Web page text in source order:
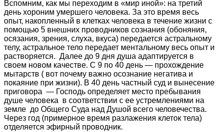
Вспомним, как мы переходим в «мир иной»: на третий
день хороним умершего человека. За это время весь
опыт, накопленный в клетках человека в течение жизни с
помощью 5 внешних проводников сознания (обоняния,
осязания, зрения, слуха, вкуса) передается астральному
телу, астральное тело передает ментальному весь опыт и
растворяется. Далее до 9 дня душа адаптируется в
своем новом качестве. С 9 по 40 день — прохождение
мытарств ( вот почему важно осознание негатива и
покаяние при жизни). В 40 день частный суд и вынесение
приговора — Господь определяет место пребывания
душе человека в соответствии с ее устремлениями на
земле до Общего Суда над Душой всего человечества.
Через год (примерное время разлажения клеток тела)
отделяется эфирный проводник.